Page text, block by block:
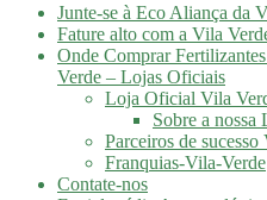
Junte-se à Eco Aliança da
Fature alto com a Vila
Onde Comprar
Verde – Lojas Oficiais
Loja Oficial Vila
Sobre a nossa
Parceiros de
Franquias-Vila-Verde
Contate-nos